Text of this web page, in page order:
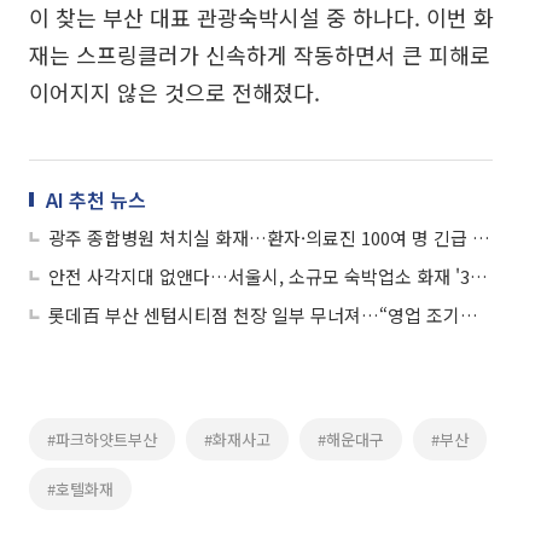
이 찾는 부산 대표 관광숙박시설 중 하나다. 이번 화
재는 스프링클러가 신속하게 작동하면서 큰 피해로
이어지지 않은 것으로 전해졌다.
AI 추천 뉴스
광주 종합병원 처치실 화재…환자·의료진 100여 명 긴급 대피
안전 사각지대 없앤다…서울시, 소규모 숙박업소 화재 '3중 안전망' 가동
롯데百 부산 센텀시티점 천장 일부 무너져…“영업 조기종료·복구작업 중”
#파크하얏트부산 #화재사고 #해운대구 #부산
#호텔화재